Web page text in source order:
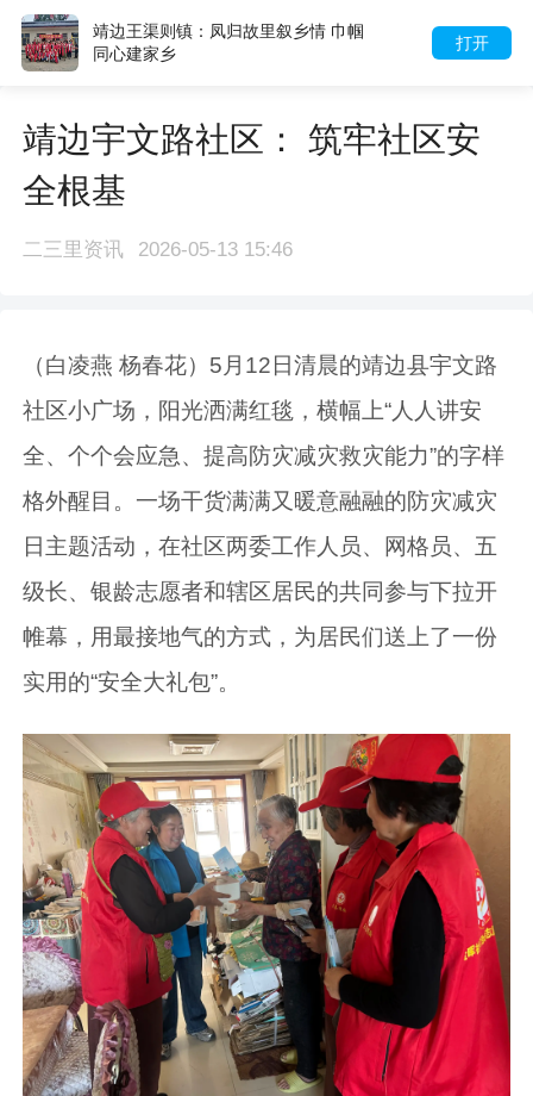
打开
叙乡情 巾帼
44岁大哥为鼓励女儿
考成功上岸西工大研
靖边宇文路社区： 筑牢社区安
全根基
二三里资讯 2026-05-13 15:46
（白凌燕 杨春花）5月12日清晨的靖边县宇文路
社区小广场，阳光洒满红毯，横幅上“人人讲安
全、个个会应急、提高防灾减灾救灾能力”的字样
格外醒目。一场干货满满又暖意融融的防灾减灾
日主题活动，在社区两委工作人员、网格员、五
级长、银龄志愿者和辖区居民的共同参与下拉开
帷幕，用最接地气的方式，为居民们送上了一份
实用的“安全大礼包”。